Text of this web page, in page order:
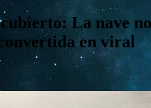
La nave
en viral